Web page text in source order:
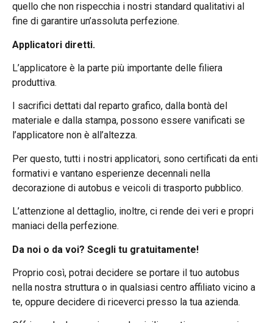
quello che non rispecchia i nostri standard qualitativi al
fine di garantire un’assoluta perfezione.
Applicatori diretti.
L’applicatore è la parte più importante delle filiera
produttiva.
I sacrifici dettati dal reparto grafico, dalla bontà del
materiale e dalla stampa, possono essere vanificati se
l’applicatore non è all’altezza.
Per questo, tutti i nostri applicatori, sono certificati da enti
formativi e vantano esperienze decennali nella
decorazione di autobus e veicoli di trasporto pubblico.
L’attenzione al dettaglio, inoltre, ci rende dei veri e propri
maniaci della perfezione.
Da noi o da voi? Scegli tu gratuitamente!
Proprio così, potrai decidere se portare il tuo autobus
nella nostra struttura o in qualsiasi centro affiliato vicino a
te, oppure decidere di riceverci presso la tua azienda.